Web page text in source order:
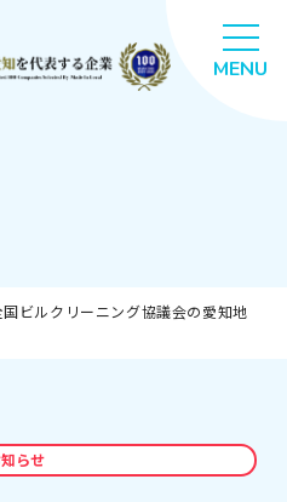
ビルクリーニング協議会の愛知地
らせ